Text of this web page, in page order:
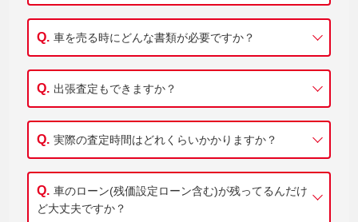
車を売る時にどんな書類が必要ですか？
出張査定もできますか？
実際の査定時間はどれくらいかかりますか？
車のローン(残価設定ローン含む)が残ってるんだけ
ど大丈夫ですか？